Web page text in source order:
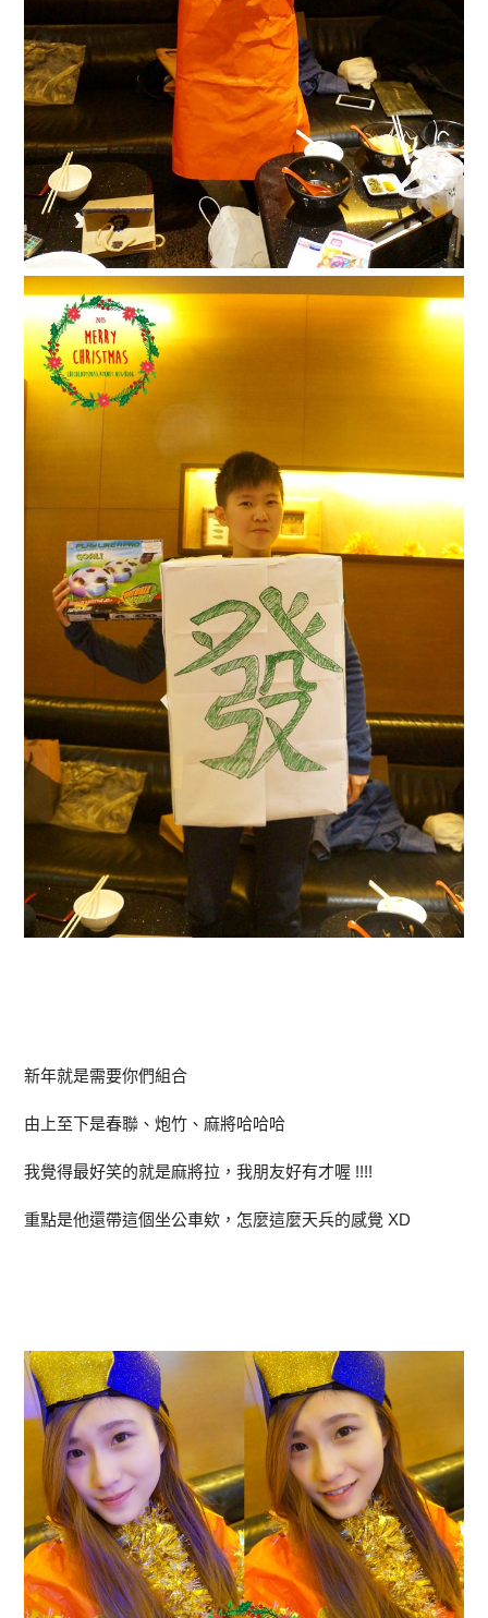
新年就是需要你們組合
由上至下是春聯、炮竹、麻將哈哈哈
我覺得最好笑的就是麻將拉，我朋友好有才喔 !!!!
重點是他還帶這個坐公車欸，怎麼這麼天兵的感覺 XD